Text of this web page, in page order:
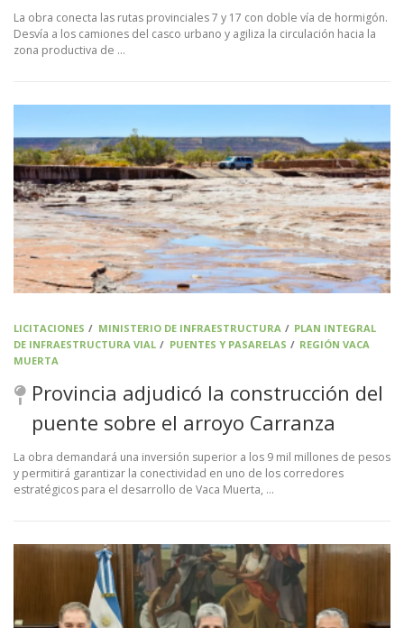
La obra conecta las rutas provinciales 7 y 17 con doble vía de hormigón.
Desvía a los camiones del casco urbano y agiliza la circulación hacia la
zona productiva de …
LICITACIONES / MINISTERIO DE INFRAESTRUCTURA / PLAN INTEGRAL
DE INFRAESTRUCTURA VIAL / PUENTES Y PASARELAS / REGIÓN VACA
MUERTA
Provincia adjudicó la construcción del
puente sobre el arroyo Carranza
La obra demandará una inversión superior a los 9 mil millones de pesos
y permitirá garantizar la conectividad en uno de los corredores
estratégicos para el desarrollo de Vaca Muerta, …